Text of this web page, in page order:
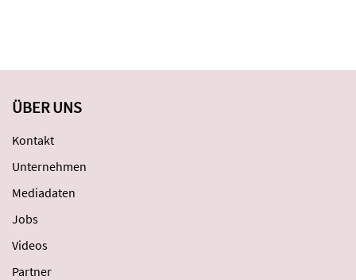
ÜBER UNS
Kontakt
Unternehmen
Mediadaten
Jobs
Videos
Partner